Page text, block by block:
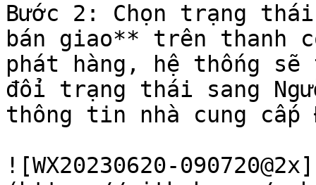
Bước 2: Chọn trạng
bán giao** trên thanh
phát hàng, hệ thống sẽ
đổi trạng thái sang
thông tin nhà cung cấp
![WX20230620-090720@2x]